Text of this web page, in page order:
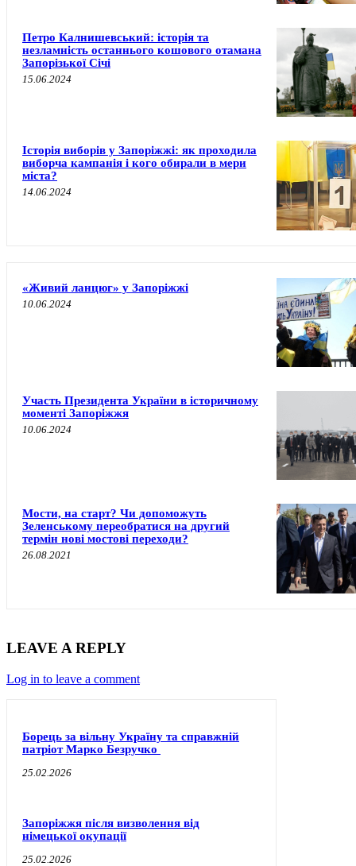
Петро Калнишевський: історія та
незламність останнього кошового отамана
Запорізької Січі
15.06.2024
Історія виборів у Запоріжжі: як проходила
виборча кампанія і кого обирали в мери
міста?
14.06.2024
«Живий ланцюг» у Запоріжжі
10.06.2024
Участь Президента України в історичному
моменті Запоріжжя
10.06.2024
Мости, на старт? Чи допоможуть
Зеленському переобратися на другий
термін нові мостові переходи?
26.08.2021
LEAVE A REPLY
Log in to leave a comment
Борець за вільну Україну та справжній
патріот Марко Безручко
25.02.2026
Запоріжжя після визволення від
німецької окупації
25.02.2026